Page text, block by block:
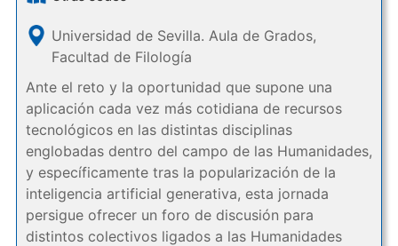
Universidad de Sevilla. Aula de Grados,
Facultad de Filología
Ante el reto y la oportunidad que supone una
aplicación cada vez más cotidiana de recursos
tecnológicos en las distintas disciplinas
englobadas dentro del campo de las Humanidades,
y específicamente tras la popularización de la
inteligencia artificial generativa, esta jornada
persigue ofrecer un foro de discusión para
distintos colectivos ligados a las Humanidades